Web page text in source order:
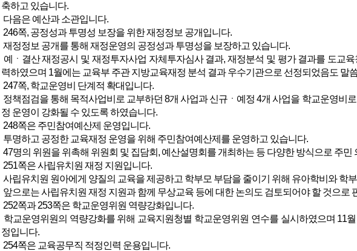
축하고 있습니다.
다음은 예산과 소관입니다.
246쪽, 공정성과 투명성 보장을 위한 재정정보 공개입니다.
재정정보 공개를 통해 재정운영의 공정성과 투명성을 보장하고 있습니다.
예ㆍ결산 재정공시 및 재정투자사업 자체투자심사 결과, 재정분석 및 평가 결과를 도교
력하였으며 1월에는 교육부 주관 지방교육재정 분석 결과 우수기관으로 선정되었음도 말
247쪽, 학교운영비 단계적 확대입니다.
정책점검을 통해 목적사업비로 교부하던 8개 사업과 신규ㆍ예정 4개 사업을 학교운영비
정 운영이 강화될 수 있도록 하였습니다.
248쪽은 주민참여예산제 운영입니다.
투명하고 공정한 교육재정 운영을 위해 주민참여예산제를 운영하고 있습니다.
47명의 위원을 위촉해 위원회 및 집담회, 예산설명회를 개최하는 등 다양한 방식으로 주민
251쪽은 사립유치원 재정 지원입니다.
사립유치원 원아에게 양질의 교육을 제공하고 학부모 부담을 줄이기 위해 유아학비와 학
앞으로는 사립유치원 재정 지원과 함께 무상교육 등에 대한 논의도 검토되어야 할 것으로
252쪽과 253쪽은 학교운영위원 역량강화입니다.
학교운영위원의 역량강화를 위해 교육지원청별 학교운영위원 연수를 실시하였으며 11
정입니다.
254쪽은 교육공무직 적정인력 운용입니다.